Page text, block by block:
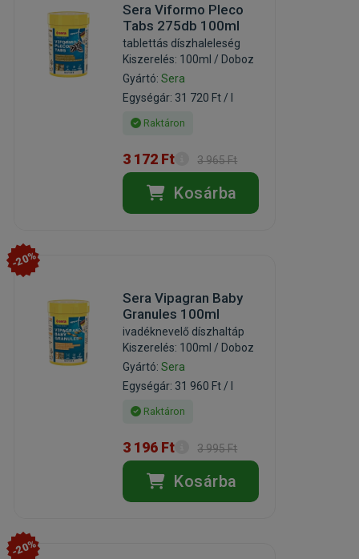
Sera Viformo Pleco
Tabs 275db 100ml
tablettás díszhaleleség
Kiszerelés: 100ml / Doboz
Gyártó:Sera
Egységár: 31 720 Ft / l
Raktáron
3 172 Ft 3 965 Ft
Kosárba
-20%
Sera Vipagran Baby
Granules 100ml
ivadéknevelő díszhaltáp
Kiszerelés: 100ml / Doboz
Gyártó:Sera
Egységár: 31 960 Ft / l
Raktáron
3 196 Ft 3 995 Ft
Kosárba
-20%